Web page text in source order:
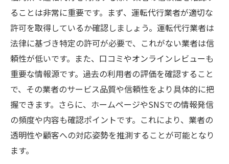
ることは非常に重要です。まず、運転代行業者が適切な
許可を取得しているか確認しましょう。運転代行業者は
法律に基づき特定の許可が必要で、これがない業者は信
頼性が低いです。また、口コミやオンラインレビューも
重要な情報源です。過去の利用者の評価を確認すること
で、その業者のサービス品質や信頼性をより具体的に把
握できます。さらに、ホームページやSNSでの情報発信
の頻度や内容も確認ポイントです。これにより、業者の
透明性や顧客への対応姿勢を推測することが可能となり
ます。